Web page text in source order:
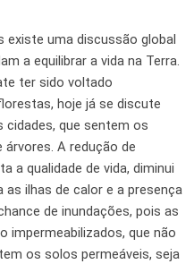
existe uma discussão global
a equilibrar a vida na Terra.
ter sido voltado
hoje já se discute
cidades, que sentem os
A redução de
a qualidade de vida, diminui
as ilhas de calor e a presença
de inundações, pois as
impermeabilizados, que não
os solos permeáveis, seja